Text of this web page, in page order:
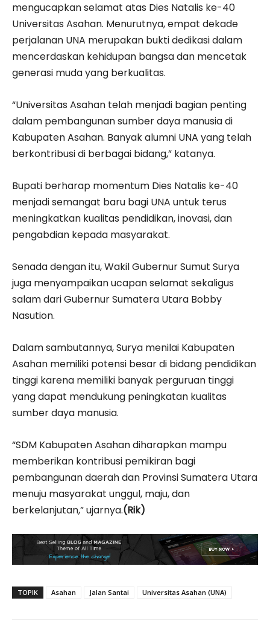
mengucapkan selamat atas Dies Natalis ke-40
Universitas Asahan. Menurutnya, empat dekade
perjalanan UNA merupakan bukti dedikasi dalam
mencerdaskan kehidupan bangsa dan mencetak
generasi muda yang berkualitas.
“Universitas Asahan telah menjadi bagian penting
dalam pembangunan sumber daya manusia di
Kabupaten Asahan. Banyak alumni UNA yang telah
berkontribusi di berbagai bidang,” katanya.
Bupati berharap momentum Dies Natalis ke-40
menjadi semangat baru bagi UNA untuk terus
meningkatkan kualitas pendidikan, inovasi, dan
pengabdian kepada masyarakat.
Senada dengan itu, Wakil Gubernur Sumut Surya
juga menyampaikan ucapan selamat sekaligus
salam dari Gubernur Sumatera Utara Bobby
Nasution.
Dalam sambutannya, Surya menilai Kabupaten
Asahan memiliki potensi besar di bidang pendidikan
tinggi karena memiliki banyak perguruan tinggi
yang dapat mendukung peningkatan kualitas
sumber daya manusia.
“SDM Kabupaten Asahan diharapkan mampu
memberikan kontribusi pemikiran bagi
pembangunan daerah dan Provinsi Sumatera Utara
menuju masyarakat unggul, maju, dan
berkelanjutan,” ujarnya.(Rik)
TOPIK Asahan Jalan Santai Universitas Asahan (UNA)